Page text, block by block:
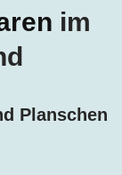
im
Planschen